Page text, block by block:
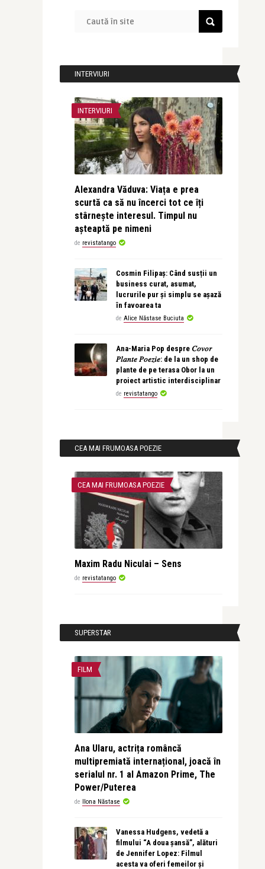
INTERVIURI
INTERVIURI
Alexandra Văduva: Viața e prea
scurtă ca să nu încerci tot ce îți
stârnește interesul. Timpul nu
așteaptă pe nimeni
de revistatango
Cosmin Filipaș: Când susții un
business curat, asumat,
lucrurile pur și simplu se așază
în favoarea ta
de Alice Năstase Buciuta
Ana-Maria Pop despre 𝐶𝑜𝑣𝑜𝑟
𝑃𝑙𝑎𝑛𝑡𝑒 𝑃𝑜𝑒𝑧𝑖𝑒: de la un shop de
plante de pe terasa Obor la un
proiect artistic interdisciplinar
de revistatango
CEA MAI FRUMOASA POEZIE
CEA MAI FRUMOASA POEZIE
Maxim Radu Niculai – Sens
de revistatango
SUPERSTAR
FILM
Ana Ularu, actrița româncă
multipremiată internațional, joacă în
serialul nr. 1 al Amazon Prime, The
Power/Puterea
de Ilona Năstase
Vanessa Hudgens, vedetă a
filmului “A doua șansă”, alături
de Jennifer Lopez: Filmul
acesta va oferi femeilor și